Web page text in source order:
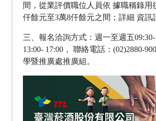
間，從業評價職位人員依 據職稱錄用
仟餘元至3萬8仟餘元之間；詳細 資訊
三、報名洽詢方式：週一至週五09:30-
13:00- 17:00， 聯絡電話：(02)2880-
學暨推廣處推廣組。